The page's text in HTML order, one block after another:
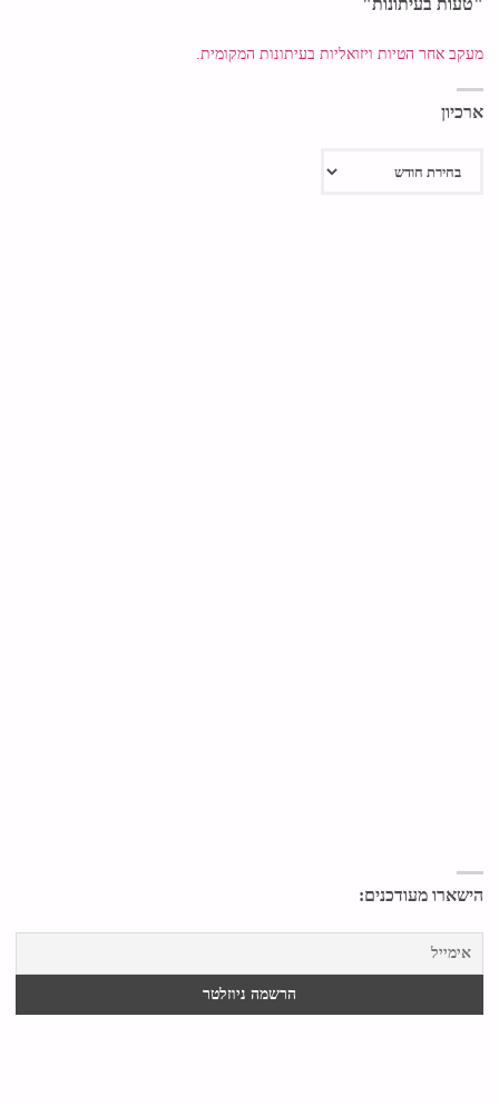
מעקב אחר הטיות ויזואליות בעיתונות המקומית.
ארכיון
הישארו מעודכנים: